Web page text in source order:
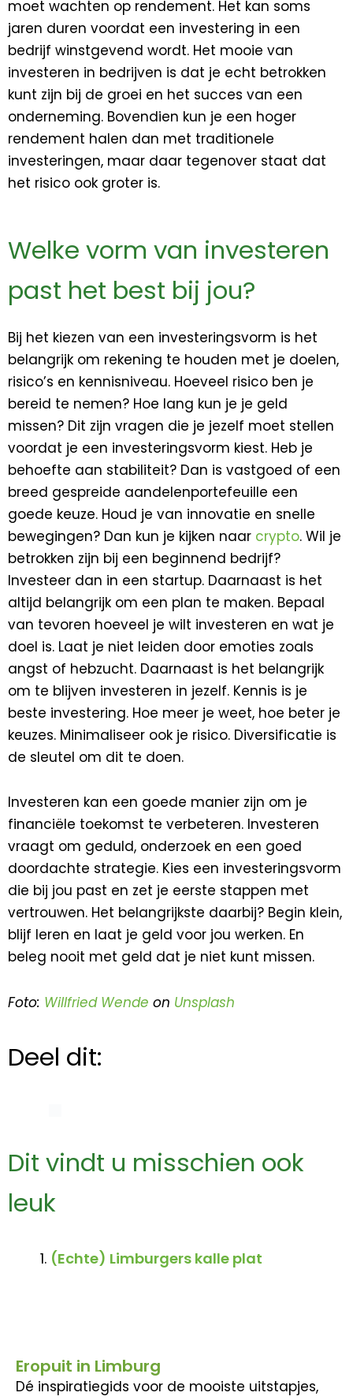
moet wachten op rendement. Het kan soms
jaren duren voordat een investering in een
bedrijf winstgevend wordt. Het mooie van
investeren in bedrijven is dat je echt betrokken
kunt zijn bij de groei en het succes van een
onderneming. Bovendien kun je een hoger
rendement halen dan met traditionele
investeringen, maar daar tegenover staat dat
het risico ook groter is.
Welke vorm van investeren
past het best bij jou?
Bij het kiezen van een investeringsvorm is het
belangrijk om rekening te houden met je doelen,
risico’s en kennisniveau. Hoeveel risico ben je
bereid te nemen? Hoe lang kun je je geld
missen? Dit zijn vragen die je jezelf moet stellen
voordat je een investeringsvorm kiest. Heb je
behoefte aan stabiliteit? Dan is vastgoed of een
breed gespreide aandelenportefeuille een
goede keuze. Houd je van innovatie en snelle
bewegingen? Dan kun je kijken naar crypto. Wil je
betrokken zijn bij een beginnend bedrijf?
Investeer dan in een startup. Daarnaast is het
altijd belangrijk om een plan te maken. Bepaal
van tevoren hoeveel je wilt investeren en wat je
doel is. Laat je niet leiden door emoties zoals
angst of hebzucht. Daarnaast is het belangrijk
om te blijven investeren in jezelf. Kennis is je
beste investering. Hoe meer je weet, hoe beter je
keuzes. Minimaliseer ook je risico. Diversificatie is
de sleutel om dit te doen.
Investeren kan een goede manier zijn om je
financiële toekomst te verbeteren. Investeren
vraagt om geduld, onderzoek en een goed
doordachte strategie. Kies een investeringsvorm
die bij jou past en zet je eerste stappen met
vertrouwen. Het belangrijkste daarbij? Begin klein,
blijf leren en laat je geld voor jou werken. En
beleg nooit met geld dat je niet kunt missen.
Foto: Willfried Wende on Unsplash
Deel dit:
Dit vindt u misschien ook
leuk
(Echte) Limburgers kalle plat
Eropuit in Limburg
Dé inspiratiegids voor de mooiste uitstapjes,